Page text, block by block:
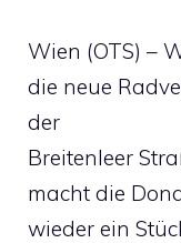
Wien (OTS) –
die neue
der
Breitenleer
macht die
wieder ein